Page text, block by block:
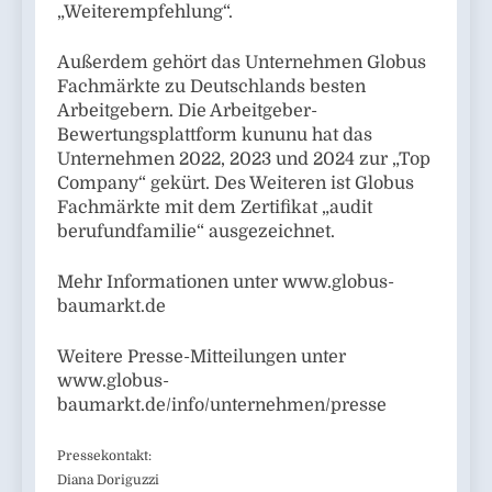
„Weiterempfehlung“.
Außerdem gehört das Unternehmen Globus
Fachmärkte zu Deutschlands besten
Arbeitgebern. Die Arbeitgeber-
Bewertungsplattform kununu hat das
Unternehmen 2022, 2023 und 2024 zur „Top
Company“ gekürt. Des Weiteren ist Globus
Fachmärkte mit dem Zertifikat „audit
berufundfamilie“ ausgezeichnet.
Mehr Informationen unter www.globus-
baumarkt.de
Weitere Presse-Mitteilungen unter
www.globus-
baumarkt.de/info/unternehmen/presse
Pressekontakt:
Diana Doriguzzi